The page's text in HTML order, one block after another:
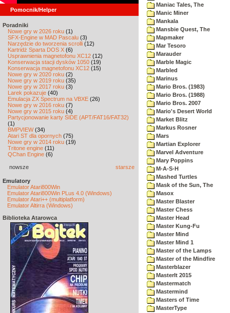
Pomocnik/Helper
Poradniki
Nowe gry w 2026 roku (1)
SFX-Engine w MAD Pascalu (3)
Narzędzie do tworzenia scrolli (12)
Kartridż Sparta DOS X (6)
Usprawnienia magnetofonu XC12 (12)
Konserwacja stacji dysków 1050 (19)
Konserwacja magnetofonu XC12 (15)
Nowe gry w 2020 roku (2)
Nowe gry w 2019 roku (35)
Nowe gry w 2017 roku (3)
Larek pokazuje (40)
Emulacja ZX Spectrum na VBXE (26)
Nowe gry w 2016 roku (7)
Nowe gry w 2015 roku (4)
Partycjonowanie karty SIDE (APT/FAT16/FAT32)
(1)
BMPVIEW(34)
Atari ST dla opornych (75)
Nowe gry w 2014 roku (19)
Tritone engine (11)
QChan Engine (6)
nowsze starsze
Emulatory
Emulator Atari800Win
Emulator Atari800Win PLus 4.0 (Windows)
Emulator Atari++ (multiplatform)
Emulator Altirra (Windows)
Biblioteka Atarowca
Maniac Tales, The
Manic Miner
Mankala
Mansbie Quest, The
Mapmaker
Mar Tesoro
Marauder
Marble Magic
Marbled
Marinus
Mario Bros. (1983)
Mario Bros. (1988)
Mario Bros. 2007
Mario's Desert World
Market Blitz
Markus Rosner
Mars
Martian Explorer
Marvel Adventure
Mary Poppins
M-A-S-H
Mashed Turtles
Mask of the Sun, The
Masox
Master Blaster
Master Chess
Master Head
Master Kung-Fu
Master Mind
Master Mind 1
Master of the Lamps
Master of the Mindfire
Masterblazer
MasterIt 2015
Mastermatch
Mastermind
Masters of Time
MasterType